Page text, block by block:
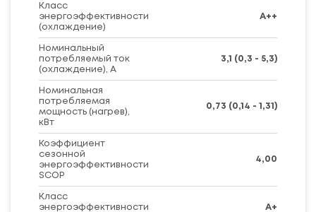
Класс
энергоэффективности
(охлаждение)
A++
Номинальный
потребляемый ток
(охлаждение), А
3,1 (0,3 - 5,3)
Номинальная
потребляемая
мощность (нагрев),
кВт
0,73 (0,14 - 1,31)
Коэффициент
сезонной
энергоэффективности
SCOP
4,00
Класс
энергоэффективности
A+